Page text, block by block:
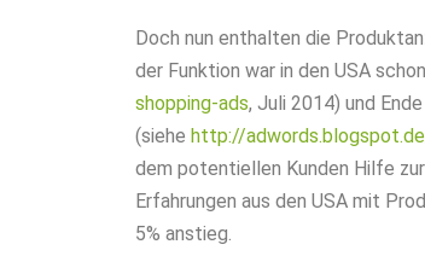
Doch nun enthalten die
der Funktion war in den USA
shopping-ads, Juli 2014) und
(siehe http://
dem potentiellen Kunden Hilfe
Erfahrungen aus den USA mit
5% anstieg.